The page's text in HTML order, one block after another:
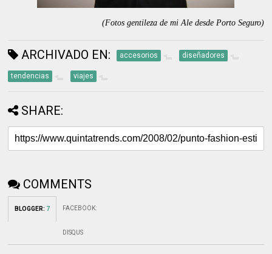
(Fotos gentileza de mi Ale desde Porto Seguro)
ARCHIVADO EN: accesorios diseñadores
tendencias viajes
SHARE:
COMMENTS
BLOGGER: 7 FACEBOOK:
DISQUS